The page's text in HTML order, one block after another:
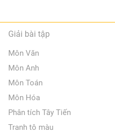
Giải bài tập
Môn Văn
Môn Anh
Môn Toán
Môn Hóa
Phân tích Tây Tiến
Tranh tô màu